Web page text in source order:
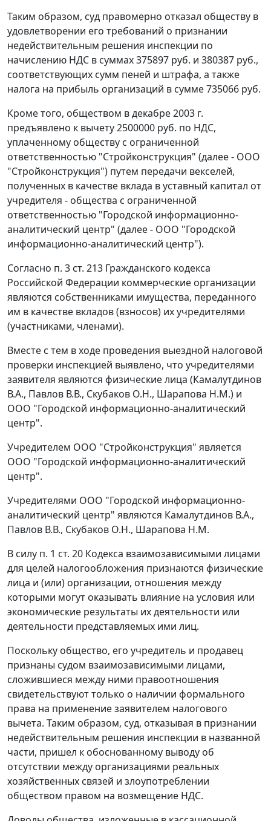
Таким образом, суд правомерно отказал обществу в
удовлетворении его требований о признании
недействительным решения инспекции по
начислению НДС в суммах 375897 руб. и 380387 руб.,
соответствующих сумм пеней и штрафа, а также
налога на прибыль организаций в сумме 735066 руб.
Кроме того, обществом в декабре 2003 г.
предъявлено к вычету 2500000 руб. по НДС,
уплаченному обществу с ограниченной
ответственностью "Стройконструкция" (далее - ООО
"Стройконструкция") путем передачи векселей,
полученных в качестве вклада в уставный капитал от
учредителя - общества с ограниченной
ответственностью "Городской информационно-
аналитический центр" (далее - ООО "Городской
информационно-аналитический центр").
Согласно п. 3 ст. 213 Гражданского кодекса
Российской Федерации коммерческие организации
являются собственниками имущества, переданного
им в качестве вкладов (взносов) их учредителями
(участниками, членами).
Вместе с тем в ходе проведения выездной налоговой
проверки инспекцией выявлено, что учредителями
заявителя являются физические лица (Камалутдинов
В.А., Павлов В.В., Скубаков О.Н., Шарапова Н.М.) и
ООО "Городской информационно-аналитический
центр".
Учредителем ООО "Стройконструкция" является
ООО "Городской информационно-аналитический
центр".
Учредителями ООО "Городской информационно-
аналитический центр" являются Камалутдинов В.А.,
Павлов В.В., Скубаков О.Н., Шарапова Н.М.
В силу п. 1 ст. 20 Кодекса взаимозависимыми лицами
для целей налогообложения признаются физические
лица и (или) организации, отношения между
которыми могут оказывать влияние на условия или
экономические результаты их деятельности или
деятельности представляемых ими лиц.
Поскольку общество, его учредитель и продавец
признаны судом взаимозависимыми лицами,
сложившиеся между ними правоотношения
свидетельствуют только о наличии формального
права на применение заявителем налогового
вычета. Таким образом, суд, отказывая в признании
недействительным решения инспекции в названной
части, пришел к обоснованному выводу об
отсутствии между организациями реальных
хозяйственных связей и злоупотреблении
обществом правом на возмещение НДС.